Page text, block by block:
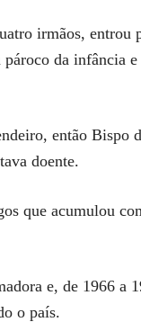
irmãos,
da infância e
então
doente.
que acumulou
e, de 1966 a
o país.